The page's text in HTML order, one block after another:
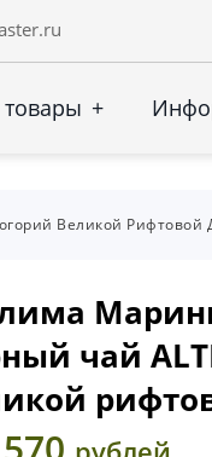
товары +
Великой Рифтовой
чай